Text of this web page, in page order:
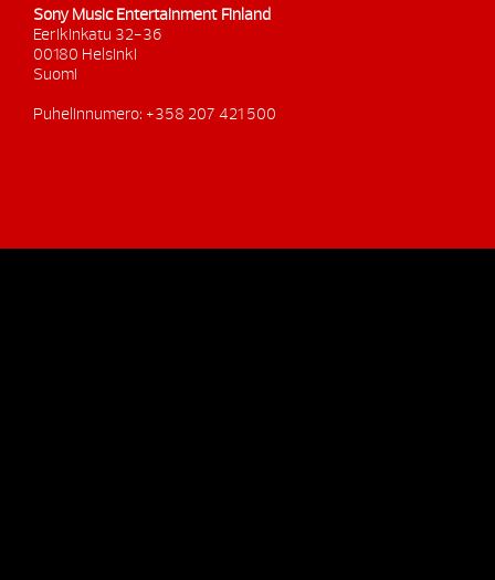
Sony Music Entertainment Finland
Eerikinkatu 32-36
00180 Helsinki
Suomi
Puhelinnumero: +358 207 421 500